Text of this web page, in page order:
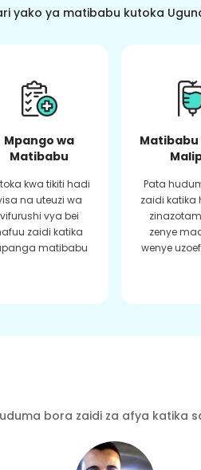
yako ya matibabu kutoka
Mpango wa
Matibabu
kwa tikiti hadi
na uteuzi wa
vifurushi vya bei
zaidi katika
matibabu
Matibabu
Pata
zaidi katika
zenye
wenye
bora zaidi za afya katika